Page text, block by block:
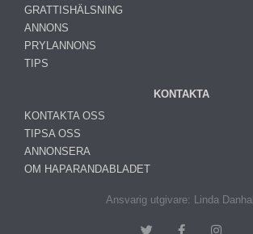
GRATTISHÄLSNING
ANNONS
PRYLANNONS
TIPS
KONTAKTA
KONTAKTA OSS
TIPSA OSS
ANNONSERA
OM HAPARANDABLADET
Ansvarig utgivare: Linda Danhall